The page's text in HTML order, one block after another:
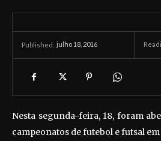
Published: julho 18, 2016
Nesta segunda-feira, 18, foram
campeonatos de futebol e futsal